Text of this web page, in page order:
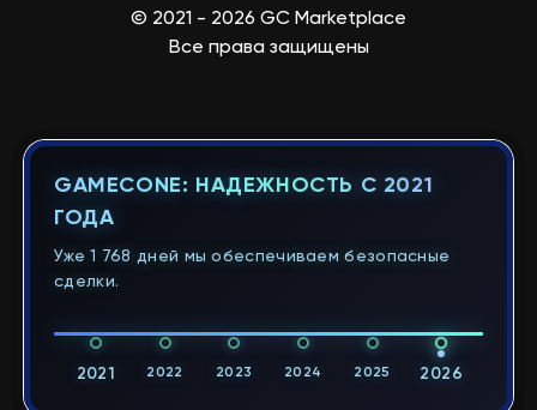
© 2021 - 2026 GC Marketplace
Все права защищены
GAMECONE: НАДЕЖНОСТЬ С 2021
ГОДА
Уже 1 768 дней мы обеспечиваем безопасные
сделки.
2021 2022 2023 2024 2025 2026